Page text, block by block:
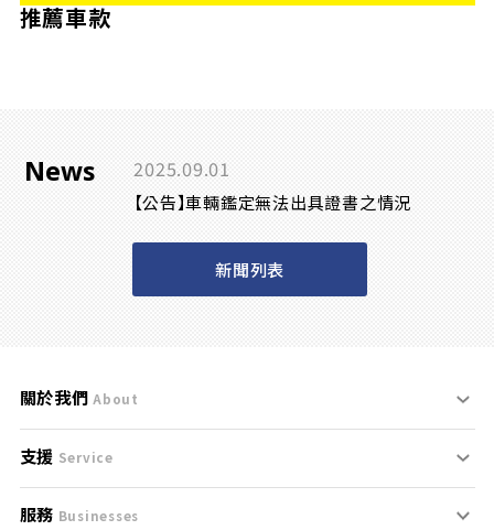
推薦車款
News 2025.09.01
【公告】車輛鑑定無法出具證書之情況
新聞列表
關於我們 About
刊登規範
服務條款
支援 Service
支援中心
服務 Businesses